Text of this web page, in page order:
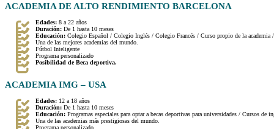
ACADEMIA DE ALTO RENDIMIENTO BARCELONA
Edades: 8 a 22 años
Duración: De 1 hasta 10 meses
Educación: Colegio Español / Colegio Inglés / Colegio Francés / Curso propio de la academia
Una de las mejores academias del mundo.
Fútbol Inteligente
Programa personalizado
Posibilidad de Beca deportiva.
ACADEMIA IMG – USA
Edades: 12 a 18 años
Duración: De 1 hasta 10 meses
Educación: Programas especiales para optar a becas deportivas para universidades / Cursos de
Una de las academias más prestigiosas del mundo.